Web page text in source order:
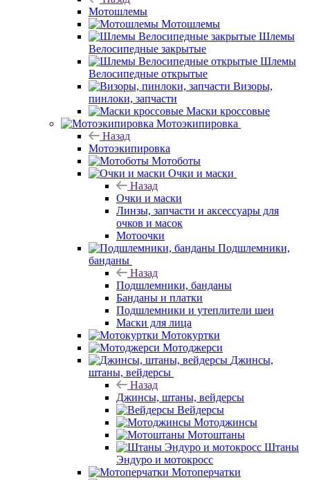
Мотошлемы
Мотошлемы
Шлемы
Велосипедные закрытые
Шлемы
Велосипедные открытые
Визоры,
пинлоки, запчасти
Маски кроссовые
Мотоэкипировка
Назад
Мотоэкипировка
Мотоботы
Очки и маски
Назад
Очки и маски
Линзы, запчасти и аксессуары для
очков и масок
Мотоочки
Подшлемники,
банданы
Назад
Подшлемники, банданы
Банданы и платки
Подшлемники и утеплители шеи
Маски для лица
Мотокуртки
Мотоджерси
Джинсы,
штаны, вейдерсы
Назад
Джинсы, штаны, вейдерсы
Вейдерсы
Мотоджинсы
Мотоштаны
Штаны
Эндуро и мотокросс
Мотоперчатки